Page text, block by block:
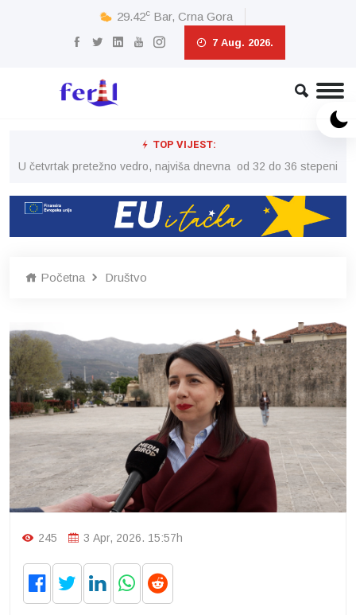
29.42c Bar, Crna Gora
7 Aug. 2026.
TOP VIJEST:
U četvrtak pretežno vedro, najviša dnevna od 32 do 36 stepeni
Početna Društvo
245 3 Apr, 2026. 15:57h